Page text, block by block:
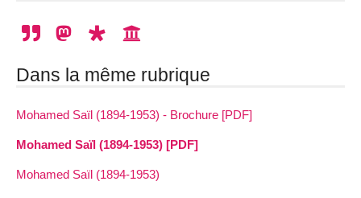
Dans la même rubrique
Mohamed Saïl (1894-1953) - Brochure [PDF]
Mohamed Saïl (1894-1953) [PDF]
Mohamed Saïl (1894-1953)